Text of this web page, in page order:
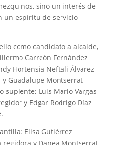
sino un interés de
un espíritu de servicio
como candidato a alcalde,
Carreón Fernández
Hortensia Neftali Álvarez
y Guadalupe Montserrat
suplente; Luis Mario Vargas
y Edgar Rodrigo Díaz
Elisa Gutiérrez
regidora y Danea Montserrat